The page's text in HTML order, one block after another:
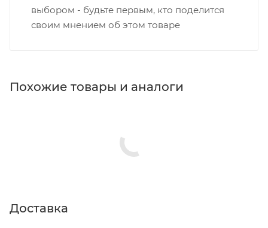
выбором - будьте первым, кто поделится
своим мнением об этом товаре
Похожие товары и аналоги
Доставка